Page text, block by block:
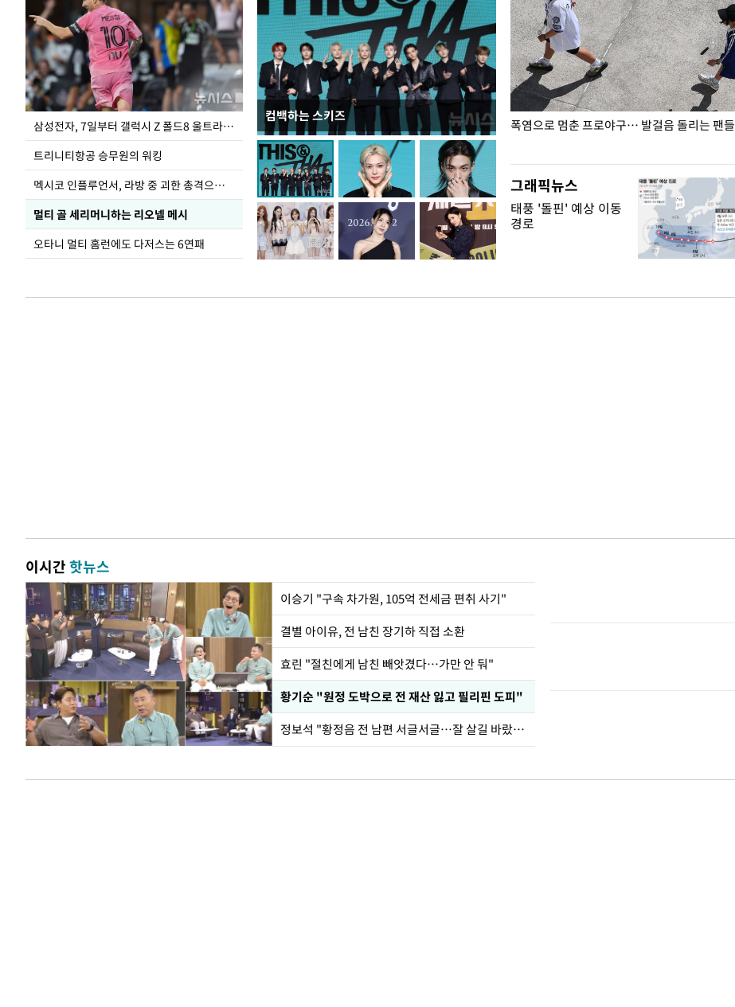
삼성전자, 7일부터 갤럭시 Z 폴드8 울트라·폴드8·플립8 출시
트리니티항공 승무원의 워킹
멕시코 인플루언서, 라방 중 괴한 총격으로 사망
멀티 골 세리머니하는 리오넬 메시
오타니 멀티 홈런에도 다저스는 6연패
컴백하는 스키즈
입추 하루 앞둔 전남광주… 열화상 카메라에 담긴
폭염
폭염으로 멈춘 프로야구… 발걸음 돌리는 팬들
그래픽뉴스
태풍 '돌핀' 예상 이동
경로
이시간핫뉴스
이승기 "구속 차가원, 105억 전세금 편취 사기"
결별 아이유, 전 남친 장기하 직접 소환
효린 "절친에게 남친 빼앗겼다…가만 안 둬"
황기순 "원정 도박으로 전 재산 잃고 필리핀 도피"
정보석 "황정음 전 남편 서글서글…잘 살길 바랐는데"